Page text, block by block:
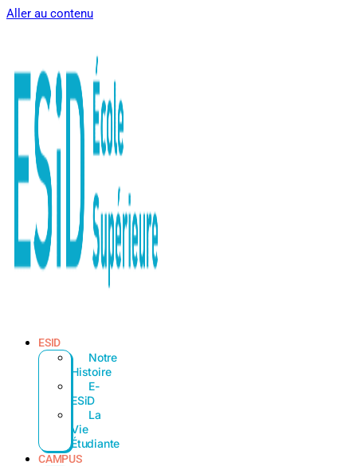
Aller au contenu
ESID
Notre
Histoire
E-
ESiD
La
Vie
Étudiante
CAMPUS